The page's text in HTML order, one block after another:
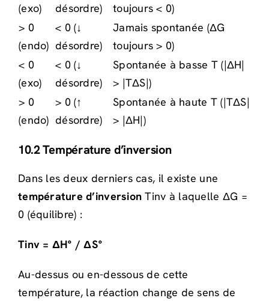
(exo)
désordre)
toujours < 0)
> 0
(endo)
< 0 (↓
désordre)
Jamais spontanée (ΔG
toujours > 0)
< 0
(exo)
< 0 (↓
désordre)
Spontanée à basse T (|ΔH|
> |TΔS|)
> 0
(endo)
> 0 (↑
désordre)
Spontanée à haute T (|TΔS|
> |ΔH|)
10.2 Température d’inversion
Dans les deux derniers cas, il existe une
température d’inversion Tinv à laquelle ΔG =
0 (équilibre) :
Tinv = ΔH° / ΔS°
Au-dessus ou en-dessous de cette
température, la réaction change de sens de